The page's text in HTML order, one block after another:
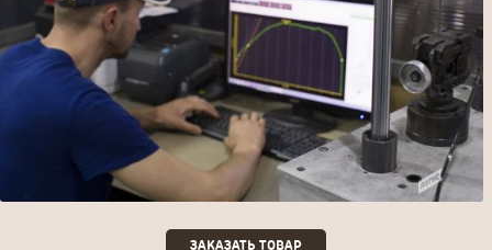
ЗАКАЗАТЬ ТОВАР
ЗАКАЗАТЬ ТОВАР